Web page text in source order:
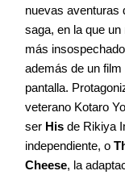
nuevas aventuras
saga, en la que
más
además de un film
pantalla.
veterano Kotaro
ser His de Rikiya
independiente, o
Cheese, la